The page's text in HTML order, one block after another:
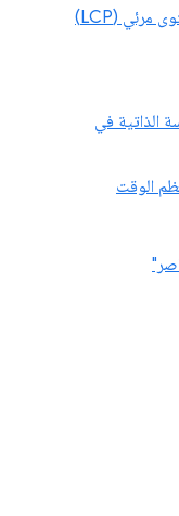
إتاحة بيانات حقل "سرعة عرض أكبر محتوى مرئي (LCP)
الذاتية في
الوقت